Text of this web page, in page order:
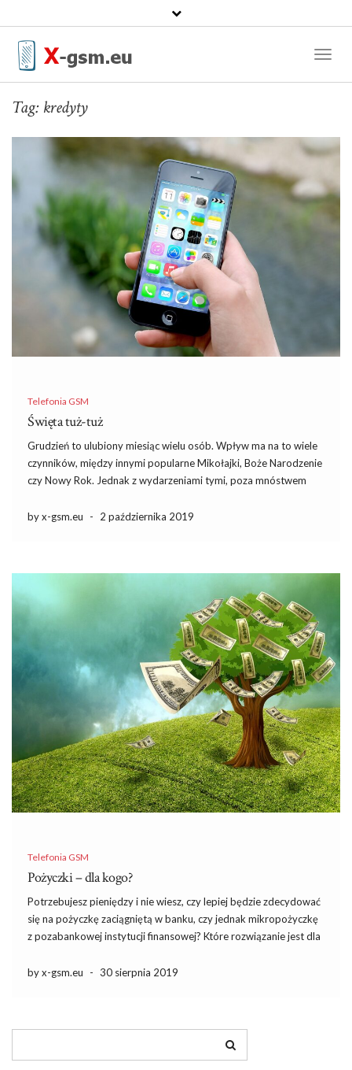
Tag: kredyty
Telefonia GSM
Święta tuż-tuż
Grudzień to ulubiony miesiąc wielu osób. Wpływ ma na to wiele
czynników, między innymi popularne Mikołajki, Boże Narodzenie
czy Nowy Rok. Jednak z wydarzeniami tymi, poza mnóstwem
że skoro są święta – to muszą być też […]
by x-gsm.eu - 2 października 2019
Telefonia GSM
Pożyczki – dla kogo?
Potrzebujesz pieniędzy i nie wiesz, czy lepiej będzie zdecydować
się na pożyczkę zaciągniętą w banku, czy jednak mikropożyczkę
z pozabankowej instytucji finansowej? Które rozwiązanie jest dla
przeczytasz poniżej. Mikropożyczka czyli chwilówka Załóżmy, że
by x-gsm.eu - 30 sierpnia 2019